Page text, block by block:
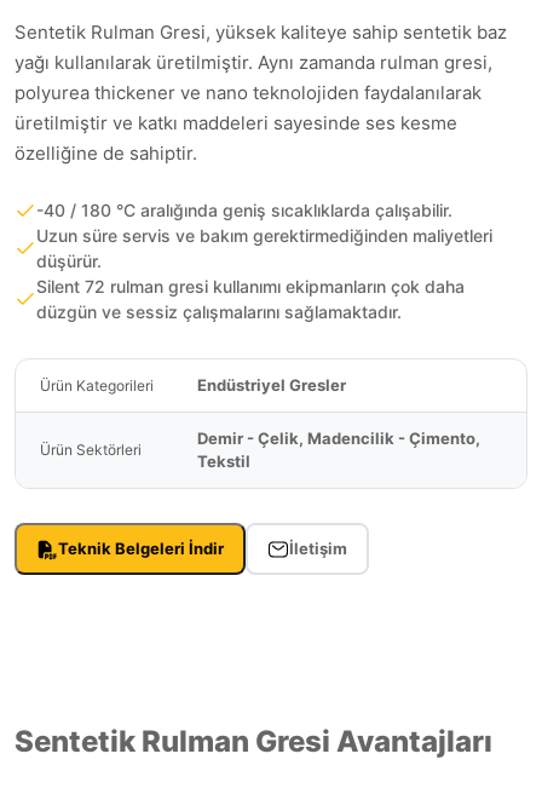
Sentetik Rulman Gresi, yüksek kaliteye sahip sentetik baz
yağı kullanılarak üretilmiştir. Aynı zamanda rulman gresi,
polyurea thickener ve nano teknolojiden faydalanılarak
üretilmiştir ve katkı maddeleri sayesinde ses kesme
özelliğine de sahiptir.
-40 / 180 °C aralığında geniş sıcaklıklarda çalışabilir.
Uzun süre servis ve bakım gerektirmediğinden maliyetleri
düşürür.
Silent 72 rulman gresi kullanımı ekipmanların çok daha
düzgün ve sessiz çalışmalarını sağlamaktadır.
Ürün Kategorileri Endüstriyel Gresler
Ürün Sektörleri
Demir - Çelik, Madencilik - Çimento,
Tekstil
Teknik Belgeleri İndir İletişim
Sentetik Rulman Gresi Avantajları